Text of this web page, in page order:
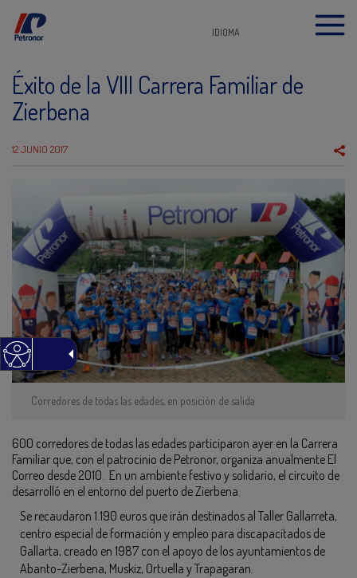
IDIOMA
Éxito de la VIII Carrera Familiar de
Zierbena
12 JUNIO 2017
Corredores de todas las edades, en posición de salida
600 corredores de todas las edades participaron ayer en la Carrera
Familiar que, con el patrocinio de Petronor, organiza anualmente El
Correo desde 2010. En un ambiente festivo y solidario, el circuito de
desarrolló en el entorno del puerto de Zierbena.
Se recaudaron 1.190 euros que irán destinados al Taller Gallarreta,
centro especial de formación y empleo para discapacitados de
Gallarta, creado en 1987 con el apoyo de los ayuntamientos de
Abanto-Zierbena, Muskiz, Ortuella y Trapagaran.